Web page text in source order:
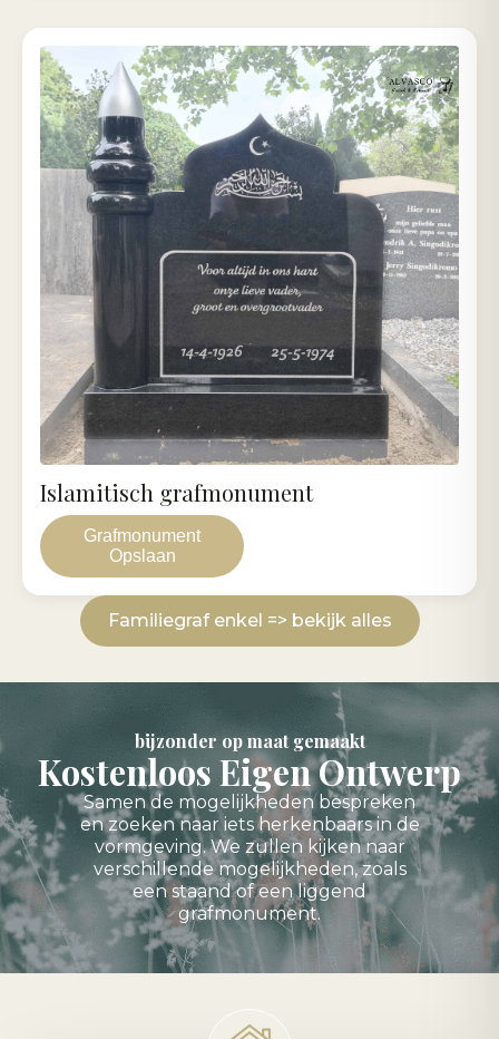
Grafmonument
Opslaan
Islamitisch grafmonument
Familiegraf enkel => bekijk alles
bijzonder op maat gemaakt
Kostenloos Eigen Ontwerp
Samen de mogelijkheden bespreken
en zoeken naar iets herkenbaars in de
vormgeving. We zullen kijken naar
verschillende mogelijkheden, zoals
een staand of een liggend
grafmonument.